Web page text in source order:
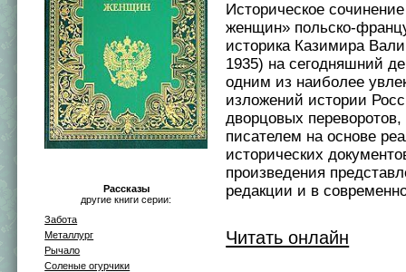
Рассказы
другие книги серии:
Забота
Металлург
Рычало
Соленые огурчики
Историческое
женщин» польско-
историка Казимира
1935) на сегодняшний
одним из наиболее
изложений истории
дворцовых переворотов,
писателем на основе
исторических
произведения
редакции и в
Читать онлайн